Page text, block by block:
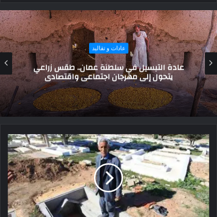
عادات و تقاليد
عادة المسحراتي.. مهنة رمضانية تحافظ على روح
الجماعة في ليالي الشرق الأوسط